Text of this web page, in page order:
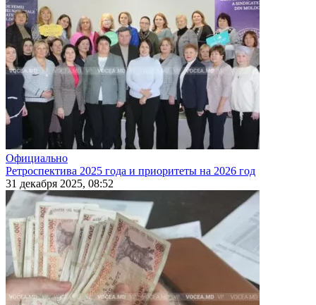
Официально
Ретроспектива 2025 года и приоритеты на 2026 год
31 декабря 2025, 08:52